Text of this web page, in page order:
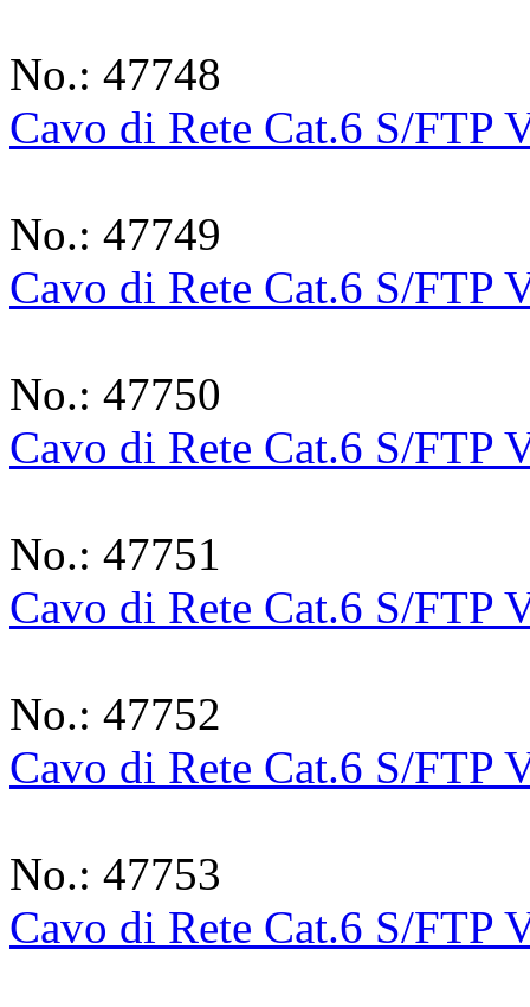
No.: 47748
Cavo di Rete Cat.6 S/FTP
No.: 47749
Cavo di Rete Cat.6 S/FTP
No.: 47750
Cavo di Rete Cat.6 S/FTP
No.: 47751
Cavo di Rete Cat.6 S/FTP
No.: 47752
Cavo di Rete Cat.6 S/FTP
No.: 47753
Cavo di Rete Cat.6 S/FTP